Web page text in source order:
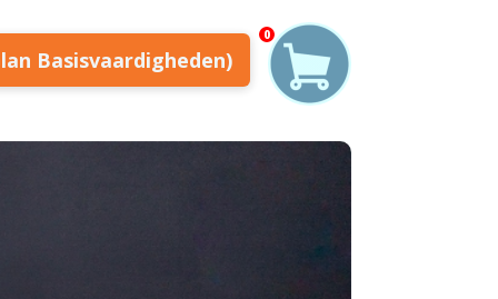
Basisvaardigheden)
0